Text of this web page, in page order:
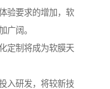
验要求的增加，软
广阔。
定制将成为软膜天
入研发，将较新技